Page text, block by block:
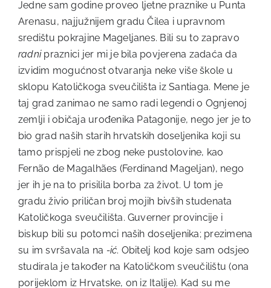
Jedne sam godine proveo ljetne praznike u Punta
Arenasu, najjužnijem gradu Čilea i upravnom
središtu pokrajine Mageljanes. Bili su to zapravo
radnipraznici jer mi je bila povjerena zadaća da
izvidim mogućnost otvaranja neke više škole u
sklopu Katoličkoga sveučilišta iz Santiaga. Mene je
taj grad zanimao ne samo radi legendi o Ognjenoj
zemlji i običaja urođenika Patagonije, nego jer je to
bio grad naših starih hrvatskih doseljenika koji su
tamo prispjeli ne zbog neke pustolovine, kao
Fernão de Magalhães (Ferdinand Mageljan), nego
jer ih je na to prisilila borba za život. U tom je
gradu živio priličan broj mojih bivših studenata
Katoličkoga sveučilišta. Guverner provincije i
biskup bili su potomci naših doseljenika; prezimena
su im svršavala na -ić. Obitelj kod koje sam odsjeo
studirala je također na Katoličkom sveučilištu (ona
porijeklom iz Hrvatske, on iz Italije). Kad su me